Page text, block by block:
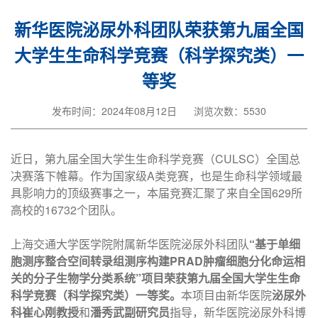
新华医院泌尿外科团队荣获第九届全国
大学生生命科学竞赛（科学探究类）一
等奖
发布时间：2024年08月12日 浏览次数：5530
近日，第九届全国大学生生命科学竞赛（CULSC）全国总
决赛落下帷幕。作为国家级A类竞赛，也是生命科学领域最
具影响力的顶级赛事之一，本届竞赛汇聚了来自全国629所
高校的16732个团队。
上海交通大学医学院附属新华医院泌尿外科团队“基于单细
胞测序整合空间转录组测序构建PRAD肿瘤细胞分化命运相
关的分子生物学分类系统”项目荣获第九届全国大学生生命
科学竞赛（科学探究类）一等奖。 本项目由新华医院泌尿外
科崔心刚教授和潘秀武副研究员指导，新华医院泌尿外科博